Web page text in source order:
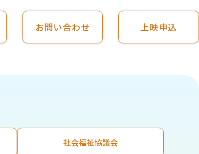
お問い合わせ 上映申込
社会福祉協議会